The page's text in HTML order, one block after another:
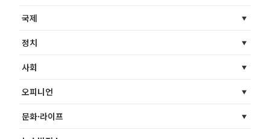
국제
정치
사회
오피니언
문화·라이프